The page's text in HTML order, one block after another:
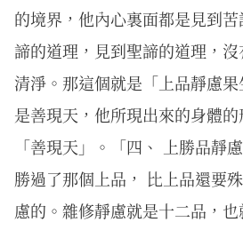
的境界，他內心裏面都是見到
諦的道理，見到聖諦的道理，
清淨。那這個就是「上品靜慮
是善現天，他所現出來的身體
「善現天」。「四、 上勝品靜
勝過了那個上品， 比上品還要
慮的。雜修靜慮就是十二品，